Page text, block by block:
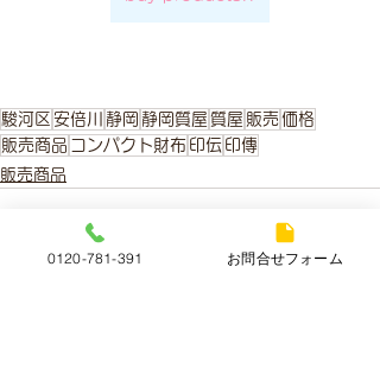
駿河区 安倍川 静岡 静岡質屋 質屋 販売価格
販売商品 コンパクト財布 印伝 印傳
販売商品
0120-781-391 お問合せフォーム